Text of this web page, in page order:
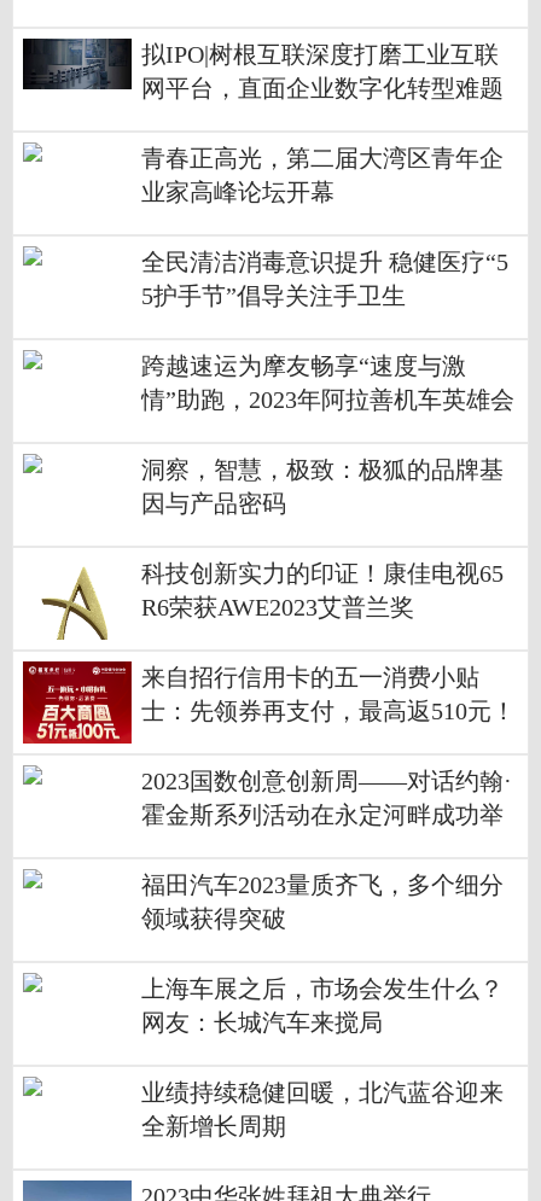
拟IPO|树根互联深度打磨工业互联
网平台，直面企业数字化转型难题
青春正高光，第二届大湾区青年企
业家高峰论坛开幕
全民清洁消毒意识提升 稳健医疗“5
5护手节”倡导关注手卫生
跨越速运为摩友畅享“速度与激
情”助跑，2023年阿拉善机车英雄会
洞察，智慧，极致：极狐的品牌基
因与产品密码
科技创新实力的印证！康佳电视65
R6荣获AWE2023艾普兰奖
来自招行信用卡的五一消费小贴
士：先领券再支付，最高返510元！
2023国数创意创新周——对话约翰·
霍金斯系列活动在永定河畔成功举
福田汽车2023量质齐飞，多个细分
领域获得突破
上海车展之后，市场会发生什么？
网友：长城汽车来搅局
业绩持续稳健回暖，北汽蓝谷迎来
全新增长周期